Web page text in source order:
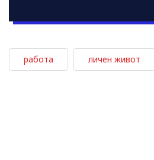
работа личен живот